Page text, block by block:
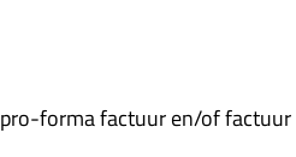
forma factuur en/of